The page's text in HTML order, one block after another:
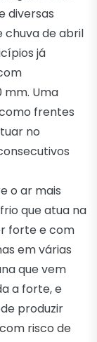
diversas
chuva de abril
já
mm. Uma
frentes
no
o ar mais
que atua na
forte e com
em várias
que vem
a forte, e
produzir
risco de